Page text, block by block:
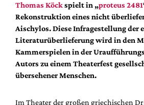
Alle Hefte
Leseproben
Podcast
Service
Shop / Abo
Newsletter
Thomas Köckspielt in „proteus 2481
Rekonstruktion eines nicht
Aischylos. Diese Infragestellung der
Literaturüberlieferung wird in den
Kammerspielen in der
Autors zu einem Theaterfest
übersehener Menschen.
Im Theater der großen griechischen